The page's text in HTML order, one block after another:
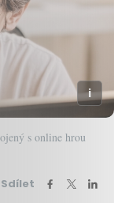
s online hrou
Sdílet